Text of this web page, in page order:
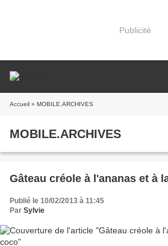
Publicité
Accueil » MOBILE.ARCHIVES
MOBILE.ARCHIVES
Gâteau créole à l'ananas et à
Publié le 10/02/2013 à 11:45
Par Sylvie